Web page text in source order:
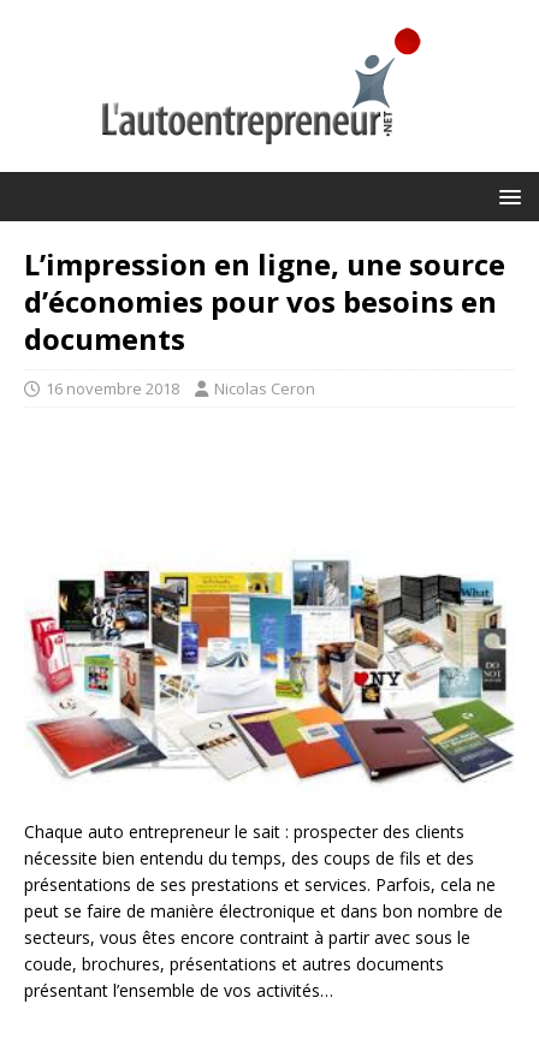
L’impression en ligne, une source
d’économies pour vos besoins en
documents
16 novembre 2018 Nicolas Ceron
Chaque auto entrepreneur le sait : prospecter des clients
nécessite bien entendu du temps, des coups de fils et des
présentations de ses prestations et services. Parfois, cela ne
peut se faire de manière électronique et dans bon nombre de
secteurs, vous êtes encore contraint à partir avec sous le
coude, brochures, présentations et autres documents
présentant l’ensemble de vos activités…